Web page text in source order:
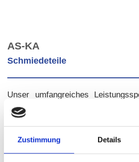
Zustimmung Details
AS-KA
Schmiedeteile
Unser umfangreiches
Schmiedeteile bietet Ihnen
Entwicklungs- und
Schmiedeteile. Wir sind